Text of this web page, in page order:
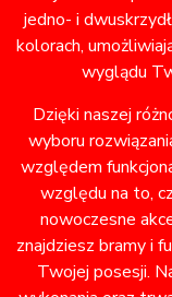
jedno- i
kolorach,
wyglądu
Dzięki naszej
wyboru
względem
względu na to,
nowoczesne
znajdziesz bramy i
Twojej posesji.